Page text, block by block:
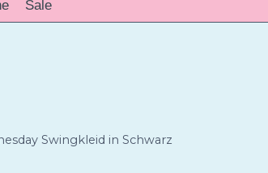
Sale
Swingkleid in Schwarz